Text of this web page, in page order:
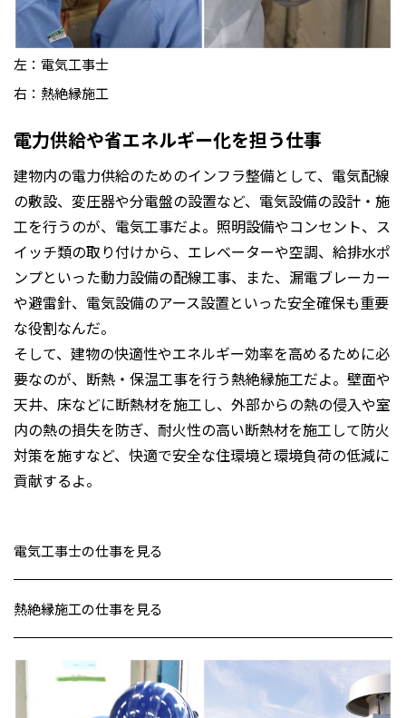
左：電気工事士
右：熱絶縁施工
電力供給や省エネルギー化を担う仕事
建物内の電力供給のためのインフラ整備として、電気配線
の敷設、変圧器や分電盤の設置など、電気設備の設計・施
工を行うのが、電気工事だよ。照明設備やコンセント、ス
イッチ類の取り付けから、エレベーターや空調、給排水ポ
ンプといった動力設備の配線工事、また、漏電ブレーカー
や避雷針、電気設備のアース設置といった安全確保も重要
な役割なんだ。
そして、建物の快適性やエネルギー効率を高めるために必
要なのが、断熱・保温工事を行う熱絶縁施工だよ。壁面や
天井、床などに断熱材を施工し、外部からの熱の侵入や室
内の熱の損失を防ぎ、耐火性の高い断熱材を施工して防火
対策を施すなど、快適で安全な住環境と環境負荷の低減に
貢献するよ。
電気工事士の仕事を見る
熱絶縁施工の仕事を見る